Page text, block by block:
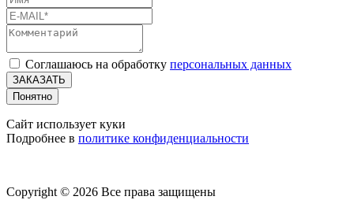
Соглашаюсь на обработку персональных данных
ЗАКАЗАТЬ
Понятно
Сайт использует куки
Подробнее в политике конфиденциальности
Copyright © 2026 Все права защищены